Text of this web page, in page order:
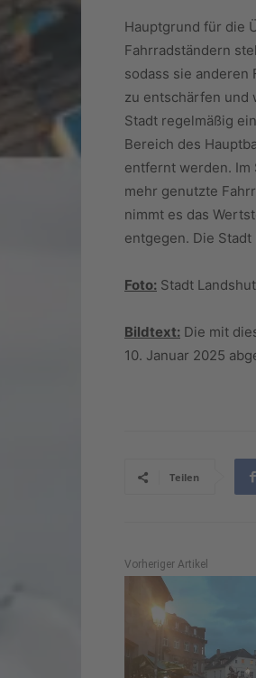
Hauptgrund für die
Fahrradständern
sodass sie anderen
zu entschärfen und
Stadt regelmäßig
Bereich des
entfernt werden.
mehr genutzte
nimmt es das
entgegen. Die
Foto: Stadt
Bildtext: Die mit
10. Januar 2025
Teilen
Vorheriger Artikel